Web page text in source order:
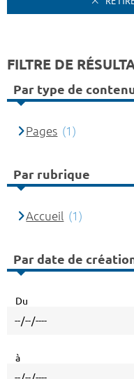
FILTRE DE
Par type de
Pages (1)
Par rubrique
Accueil (1)
Par date de
Du
à